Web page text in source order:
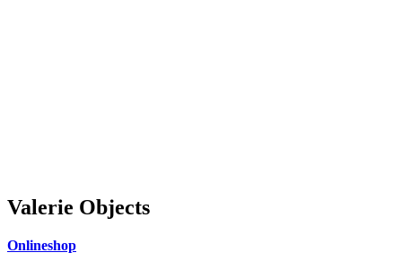
Valerie Objects
Onlineshop